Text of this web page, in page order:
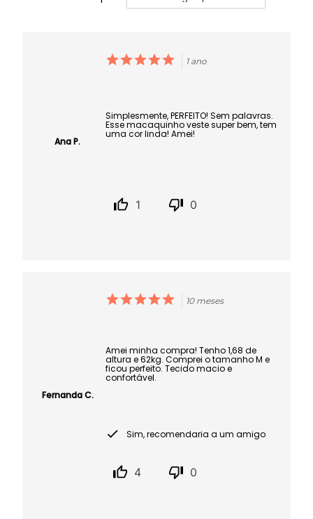
Ana P.
1 ano
Simplesmente, PERFEITO! Sem palavras.
Esse macaquinho veste super bem, tem
uma cor linda! Amei!
1 0
Fernanda C.
10 meses
Amei minha compra! Tenho 1,68 de
altura e 62kg. Comprei o tamanho M e
ficou perfeito. Tecido macio e
confortável.
Sim, recomendaria a um amigo
4 0